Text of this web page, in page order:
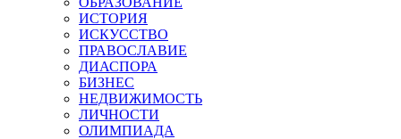
ИСТОРИЯ
ИСКУССТВО
ПРАВОСЛАВИЕ
ДИАСПОРА
БИЗНЕС
НЕДВИЖИМОСТЬ
ЛИЧНОСТИ
ОЛИМПИАДА